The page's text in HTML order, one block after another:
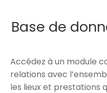
Base de
Accédez à un module
relations avec
les lieux et prestations